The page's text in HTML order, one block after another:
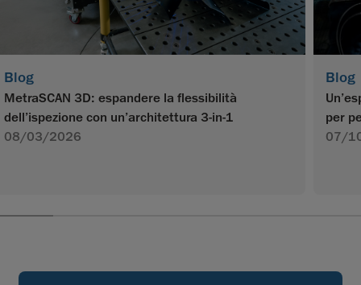
Blog
MetraSCAN 3D: espandere la flessibilità
dell’ispezione con un’architettura 3-in-1
08/03/2026
Blog
per
07/